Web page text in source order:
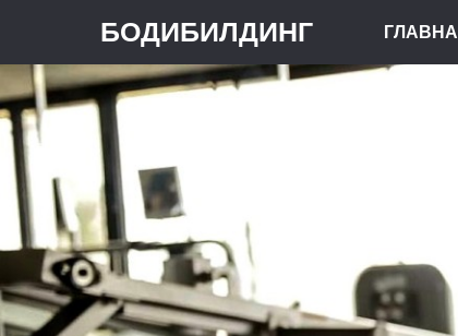
БОДИБИЛДИНГ